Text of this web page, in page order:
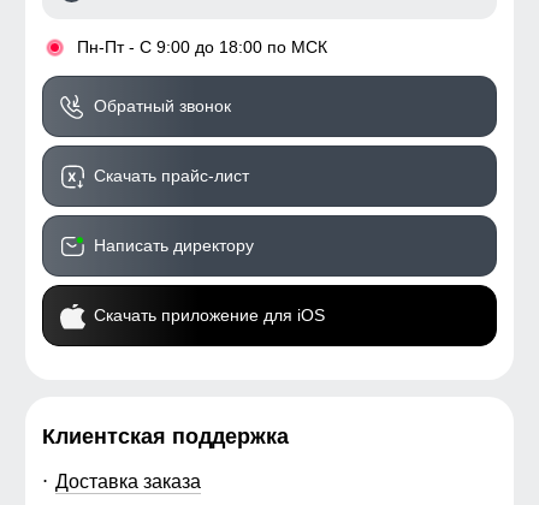
• Пн-Пт - С 9:00 до 18:00 по МСК
Обратный звонок
Скачать прайс-лист
Написать директору
Скачать приложение для iOS
Клиентская поддержка
Доставка заказа